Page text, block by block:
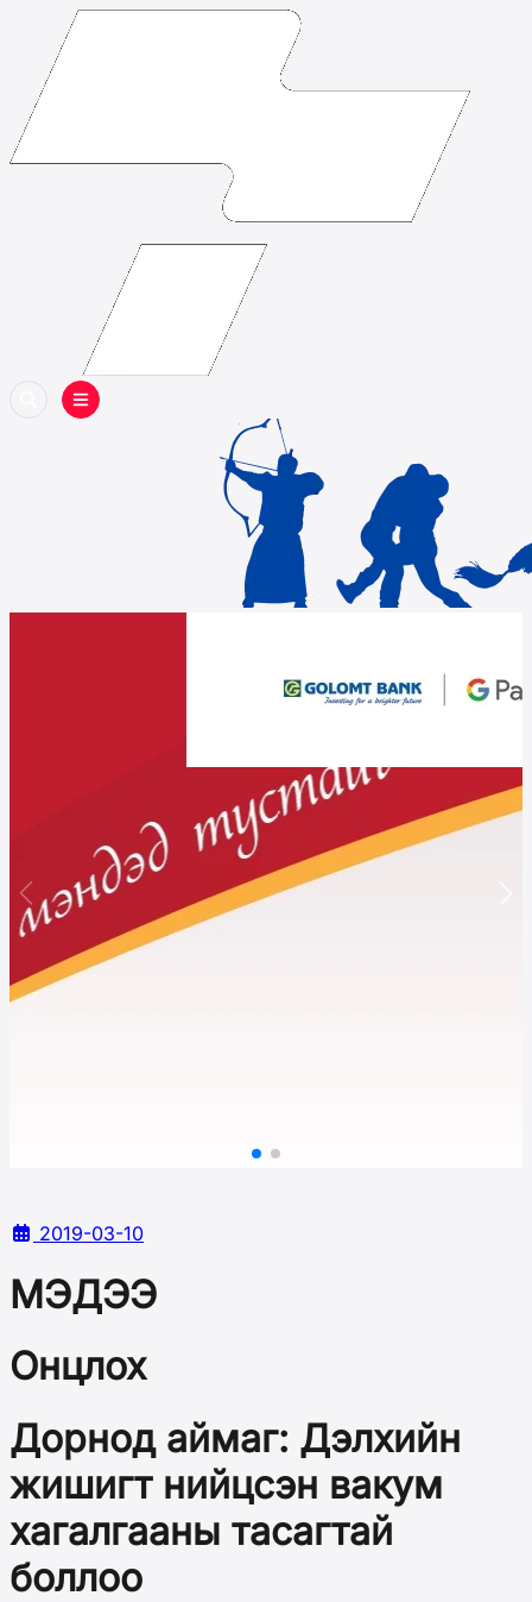
2019-03-10
МЭДЭЭ
Онцлох
Дорнод аймаг: Дэлхийн
жишигт нийцсэн вакум
хагалгааны тасагтай
боллоо